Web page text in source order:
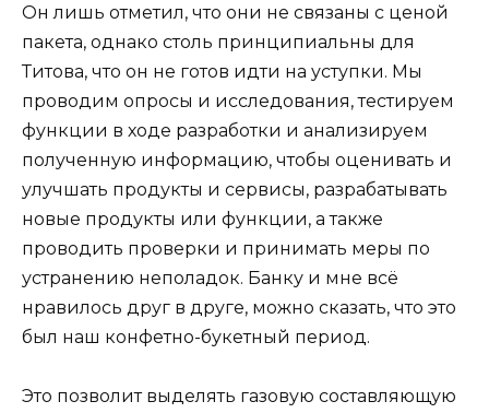
Он лишь отметил, что они не связаны с ценой
пакета, однако столь принципиальны для
Титова, что он не готов идти на уступки. Мы
проводим опросы и исследования, тестируем
функции в ходе разработки и анализируем
полученную информацию, чтобы оценивать и
улучшать продукты и сервисы, разрабатывать
новые продукты или функции, а также
проводить проверки и принимать меры по
устранению неполадок. Банку и мне всё
нравилось друг в друге, можно сказать, что это
был наш конфетно-букетный период.
Это позволит выделять газовую составляющую